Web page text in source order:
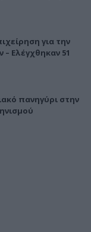
για την
Ελέγχθηκαν 51
πανηγύρι στην